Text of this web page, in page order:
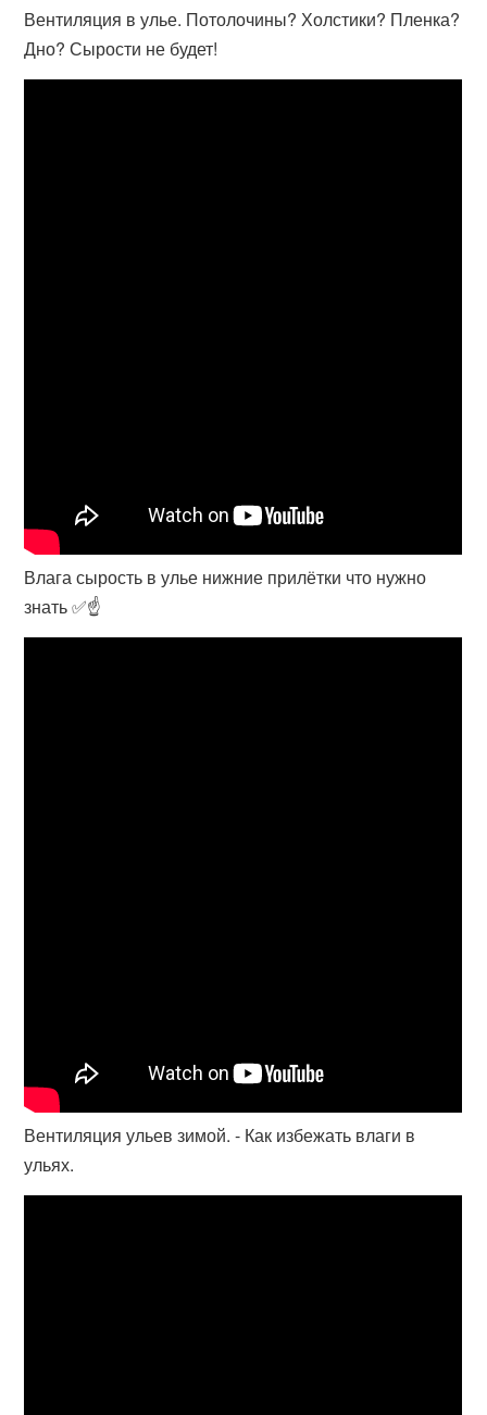
Вентиляция в улье. Потолочины? Холстики? Пленка?
Дно? Сырости не будет!
Влага сырость в улье нижние прилётки что нужно
знать ✅☝️
Вентиляция ульев зимой. - Как избежать влаги в
ульях.